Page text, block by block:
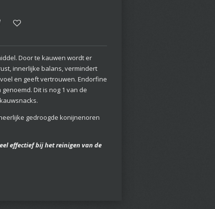
Door te kauwen wordt er
innerlijke balans, vermindert
en geeft vertrouwen. Endorfine
Dit is nog 1 van de
gedroogde konijnenoren
effectief bij het reinigen van de